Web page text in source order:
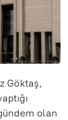
Göktaş,
olan